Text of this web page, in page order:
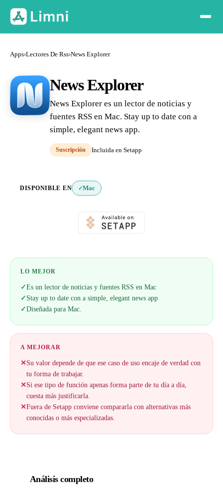
Apps›Lectores De Rss›News Explorer
News Explorer
News Explorer es un lector de noticias y
fuentes RSS en Mac. Stay up to date con a
simple, elegant news app.
Suscripción Incluida en Setapp
DISPONIBLE EN ✓Mac
LO MEJOR
✓Es un lector de noticias y fuentes RSS en Mac
✓ Stay up to date con a simple, elegant news app
✓Diseñada para Mac.
A MEJORAR
✕Su valor depende de que ese caso de uso encaje de verdad con
tu forma de trabajar.
✕Si ese tipo de función apenas forma parte de tu día a día,
cuesta más justificarla.
✕Fuera de Setapp conviene compararla con alternativas más
conocidas o más especializadas.
Análisis completo